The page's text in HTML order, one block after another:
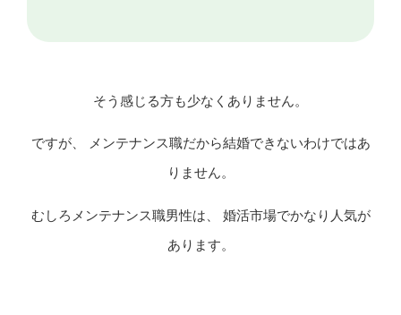
そう感じる方も少なくありません。
ですが、 メンテナンス職だから結婚できないわけではあ
りません。
むしろメンテナンス職男性は、 婚活市場でかなり人気が
あります。